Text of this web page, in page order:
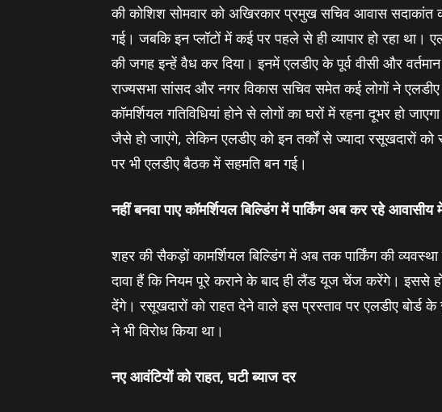
की कोशिश सोमवार को अखिरकार प्रमुख सचिव आवास सदाकांत
गई। जबकि इन प्‍लॉटों में कई पर पहले से ही व्‍यापार हो रहा
की जगह इन्‍हें वैध कर दिया। इनमें एलडीए के पूर्व वीसी और
राज्‍यसभा सांसद और नगर विकास सचिव समेत कई लोगों ने एलडीए
कॉमर्शियल गतिविधियां होने से लोगों का घरों में रहना दूभर हो
जैसे हो जाएंगे, लेकिन एलडीए को इन तर्कों से ज्‍यादा रसूखदारों
पर भी एलडीए बैठक में सहमति बन गई।
नहीं बनवा पाए कॉमर्शियल बिल्डिंग में पार्किंग अब कर रहे आवासीय
शहर की सैकड़ों कामर्शियल बिल्डिंग में अब तक पार्किंग की
दावा हैं कि नियम पूरे कराने के बाद ही लैंड यूज चेंज करेंगे। इससे
देंगे। रसूखदारों को राहत देने वाले इस प्रस्‍ताव पर एलडीए बोर्ड
ने भी विरोध किया था।
नए आवंटियों को राहत, घटी ब्‍याज दर